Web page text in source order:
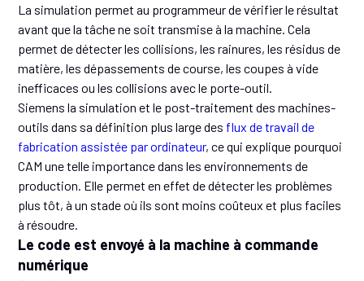
La simulation permet au programmeur de vérifier le résultat
avant que la tâche ne soit transmise à la machine. Cela
permet de détecter les collisions, les rainures, les résidus de
matière, les dépassements de course, les coupes à vide
inefficaces ou les collisions avec le porte-outil.
Siemens la simulation et le post-traitement des machines-
outils dans sa définition plus large des flux de travail de
fabrication assistée par ordinateur, ce qui explique pourquoi
CAM une telle importance dans les environnements de
production. Elle permet en effet de détecter les problèmes
plus tôt, à un stade où ils sont moins coûteux et plus faciles
à résoudre.
Le code est envoyé à la machine à commande
numérique